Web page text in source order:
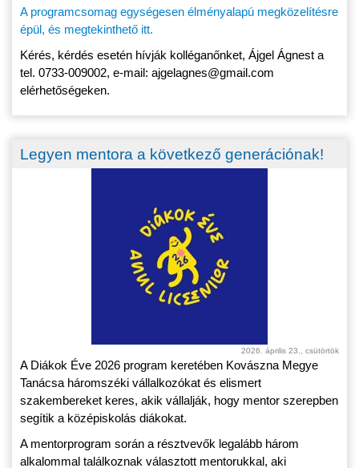
A programcsomag egységesen élményalapú megközelítésre
épül, és megtekinthető itt.
Kérés, kérdés esetén hívják kolléganőnket, Ájgel Ágnest a
tel. 0733-009002, e-mail: ajgelagnes@gmail.com
elérhetőségeken.
Legyen mentora a következő generációnak!
2026. április 23., csütörtök
A Diákok Éve 2026 program keretében Kovászna Megye
Tanácsa háromszéki vállalkozókat és elismert
szakembereket keres, akik vállalják, hogy mentor szerepben
segítik a középiskolás diákokat.
A mentorprogram során a résztvevők legalább három
alkalommal találkoznak választott mentorukkal, aki